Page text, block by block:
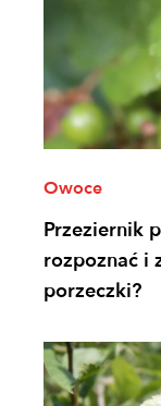
Owoce
Przeziernik
rozpoznać i
porzeczki?